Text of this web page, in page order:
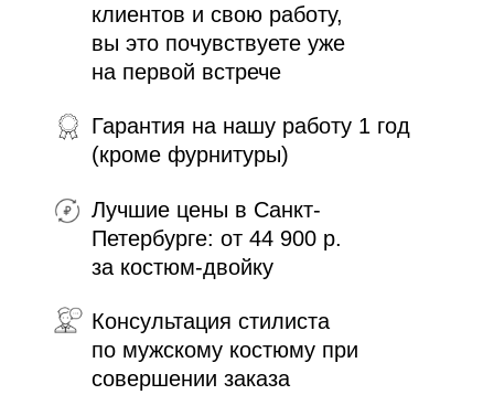
клиентов и свою работу,
вы это почувствуете уже
на первой встрече
Лучшие цены в Санкт-
Петербурге: от 44 900 р.
за костюм-двойку
Консультация стилиста
по мужскому костюму при
совершении заказа
Гарантия на нашу работу 1 год
(кроме фурнитуры)